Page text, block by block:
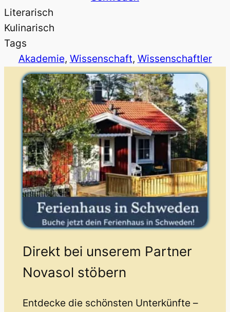
Literarisch
Kulinarisch
Tags
Akademie, Wissenschaft, Wissenschaftler
Direkt bei unserem Partner
Novasol stöbern
Entdecke die schönsten Unterkünfte –